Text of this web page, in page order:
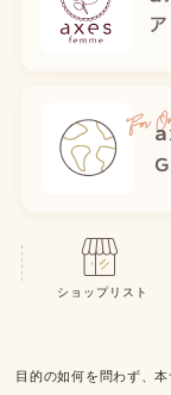
ショップリスト
目的の如何を問わず、